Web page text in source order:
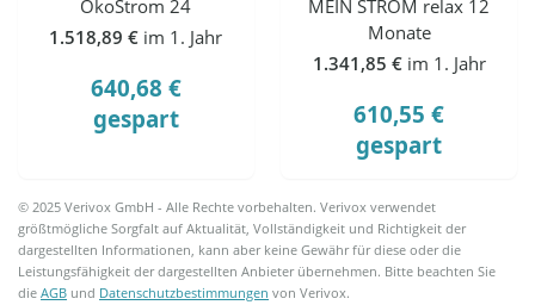
ÖkoStrom 24
1.518,89 € im 1. Jahr
640,68 €
gespart
MEIN STROM relax 12
Monate
1.341,85 € im 1. Jahr
610,55 €
gespart
© 2025 Verivox GmbH - Alle Rechte vorbehalten. Verivox verwendet
größtmögliche Sorgfalt auf Aktualität, Vollständigkeit und Richtigkeit der
dargestellten Informationen, kann aber keine Gewähr für diese oder die
Leistungsfähigkeit der dargestellten Anbieter übernehmen. Bitte beachten Sie
dieAGB und Datenschutzbestimmungen von Verivox.